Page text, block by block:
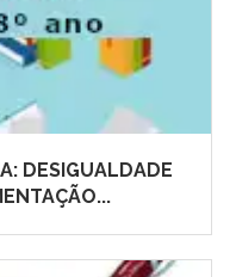
DESIGUALDADE